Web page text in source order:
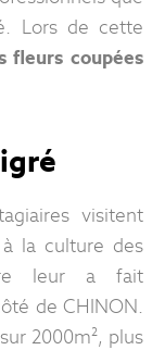
Lors de cette
fleurs coupées
visitent
la culture des
leur a fait
de CHINON.
2000m², plus